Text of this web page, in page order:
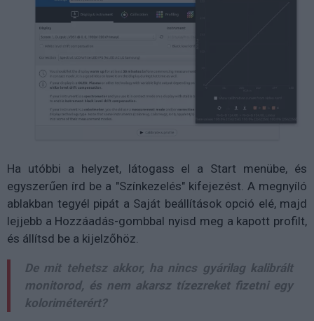
Ha utóbbi a helyzet, látogass el a Start menübe, és
egyszerűen írd be a "Színkezelés" kifejezést. A megnyíló
ablakban tegyél pipát a Saját beállítások opció elé, majd
lejjebb a Hozzáadás-gombbal nyisd meg a kapott profilt,
és állítsd be a kijelzőhöz.
De mit tehetsz akkor, ha nincs gyárilag kalibrált
monitorod, és nem akarsz tízezreket fizetni egy
koloriméterért?